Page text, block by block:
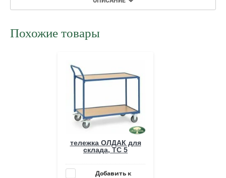
Похожие товары
тележка ОЛДАК для
склада, ТС 5
Добавить к